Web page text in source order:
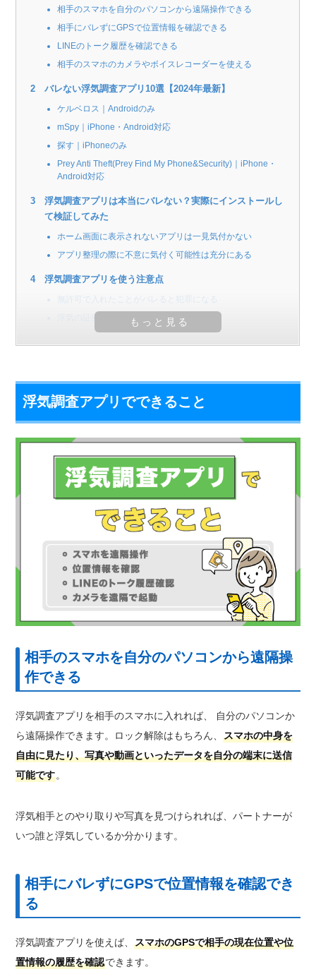
相手のスマホを自分のパソコンから遠隔操作できる
相手にバレずにGPSで位置情報を確認できる
LINEのトーク履歴を確認できる
相手のスマホのカメラやボイスレコーダーを使える
バレない浮気調査アプリ10選【2024年最新】
ケルベロス｜Androidのみ
mSpy｜iPhone・Android対応
探す｜iPhoneのみ
Prey Anti Theft(Prey Find My Phone&Security)｜iPhone・
Android対応
浮気調査アプリは本当にバレない？実際にインストールし
て検証してみた
ホーム画面に表示されないアプリは一見気付かない
アプリ整理の際に不意に気付く可能性は充分にある
浮気調査アプリを使う注意点
無許可で入れたことがバレると犯罪になる
浮気の証拠にはなりにくい
浮気調査アプリでできること
相手のスマホを自分のパソコンから遠隔操
作できる
浮気調査アプリを相手のスマホに入れれば、 自分のパソコンか
ら遠隔操作できます。ロック解除はもちろん、スマホの中身を
自由に見たり、写真や動画といったデータを自分の端末に送信
可能です。
浮気相手とのやり取りや写真を見つけられれば、パートナーが
いつ誰と浮気しているか分かります。
相手にバレずにGPSで位置情報を確認でき
る
浮気調査アプリを使えば、スマホのGPSで相手の現在位置や位
置情報の履歴を確認できます。